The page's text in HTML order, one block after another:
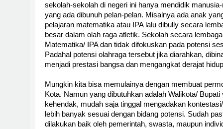
sekolah-sekolah di negeri ini hanya mendidik
yang ada dibunuh pelan-pelan. Misalnya ada anak
pelajaran matematika atau IPA lalu dibully secara
besar dalam olah raga atletik. Sekolah secara lembaga
Matematika/ IPA dan tidak difokuskan pada potensi
Padahal potensi olahraga tersebut jika diarahkan,
menjadi prestasi bangsa dan mengangkat derajat
Mungkin kita bisa memulainya dengan membuat
Kota. Namun yang dibutuhkan adalah Walikota/
kehendak, mudah saja tinggal mengadakan
lebih banyak sesuai dengan bidang potensi. Sudah
dilakukan baik oleh pemerintah, swasta, maupun